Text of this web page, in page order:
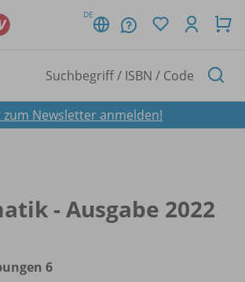
DE
zum Newsletter anmelden!
- Ausgabe 2022
6